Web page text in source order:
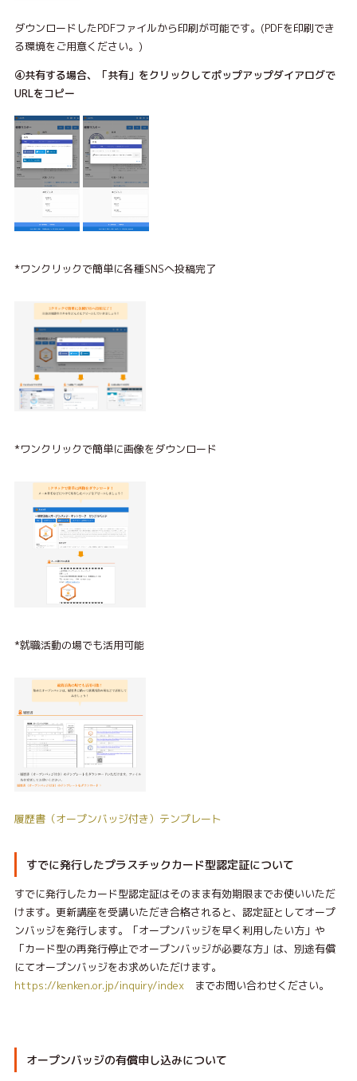
ダウンロードしたPDFファイルから印刷が可能です。(PDFを印刷でき
る環境をご用意ください。)
④共有する場合、「共有」をクリックしてポップアップダイアログで
URLをコピー
*ワンクリックで簡単に各種SNSへ投稿完了
*ワンクリックで簡単に画像をダウンロード
*就職活動の場でも活用可能
履歴書（オープンバッジ付き）テンプレート
すでに発行したプラスチックカード型認定証について
すでに発行したカード型認定証はそのまま有効期限までお使いいただ
けます。更新講座を受講いただき合格されると、認定証としてオープ
ンバッジを発行します。「オープンバッジを早く利用したい方」や
「カード型の再発行停止でオープンバッジが必要な方」は、別途有償
にてオープンバッジをお求めいただけます。
https://kenken.or.jp/inquiry/index までお問い合わせください。
オープンバッジの有償申し込みについて